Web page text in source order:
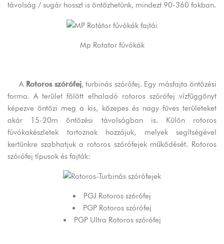
távolság / sugár hosszt is öntözhetünk, mindezt 90-360 fokban.
Mp Rotator fúvókák
A Rotoros szórófej, turbinás szórófej. Egy másfajta öntözési
forma. A terület fölött elhaladó rotoros szórófej vízfüggönyt
képezve öntözi meg a kis, közepes és nagy füves területeket
akár 15-20m öntözési távolságban is. Külön rotoros
fúvókakészletek tartoznak hozzájuk, melyek segítségével
kertünkre szabhatjuk a rotoros szórófejek működését. Rotoros
szórófej típusok és fajták:
PGJ Rotoros szórófej
PGP Rotoros szórófej
PGP Ultra Rotoros szórófej